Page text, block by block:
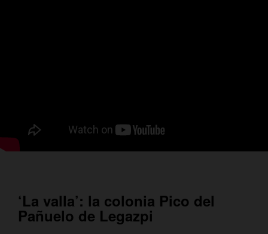
‘La valla’: la colonia Pico del
Pañuelo de Legazpi